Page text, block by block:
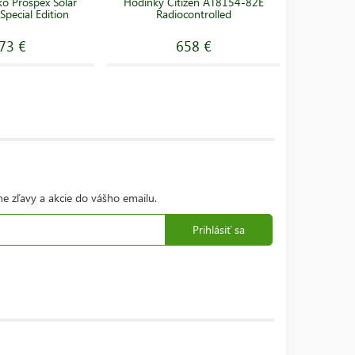
Edition
€
Radiocontrolled
658 €
zľavy a akcie do vášho emailu.
Prihlásiť sa